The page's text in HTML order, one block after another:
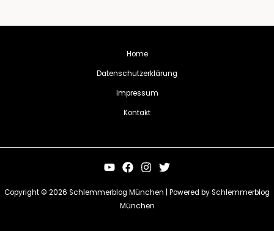
Home
Datenschutzerklärung
Impressum
Kontakt
Copyright © 2026 Schlemmerblog München | Powered by Schlemmerblog
München